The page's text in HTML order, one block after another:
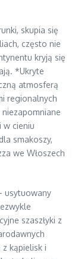
skupia się
często nie
kryją się
*Ukryte
atmosferą
regionalnych
w cieniu
smakoszy,
we Włoszech
usytuowany
szaszłyki z
z kąpielisk i